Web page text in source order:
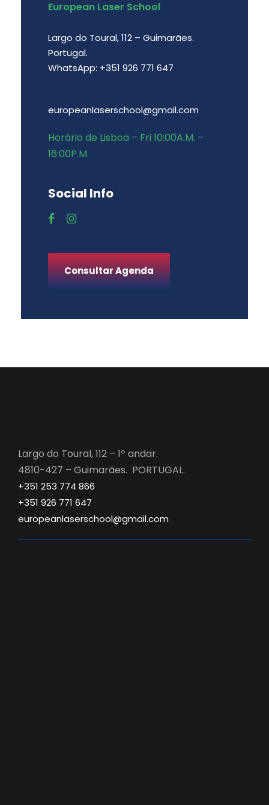
European Laser School
Largo do Toural, 112 – Guimarães.
Portugal.
WhatsApp: +351 926 771 647
europeanlaserschool@gmail.com
Horário de Lisboa – Fri 10:00A.M. –
16:00P.M.
Social Info
Consultar Agenda
Largo do Toural, 112 – 1º andar.
4810-427 – Guimarães. PORTUGAL.
+351 253 774 866
+351 926 771 647
europeanlaserschool@gmail.com